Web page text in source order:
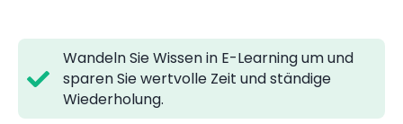
Wandeln Sie Wissen in E-Learning um und
sparen Sie wertvolle Zeit und ständige
Wiederholung.